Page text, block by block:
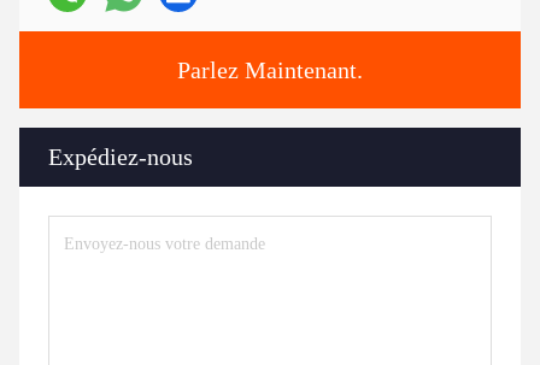
Parlez Maintenant.
Expédiez-nous